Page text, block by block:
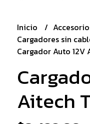
Inicio
Cargadores sin
Cargador Auto 12V
Aitech